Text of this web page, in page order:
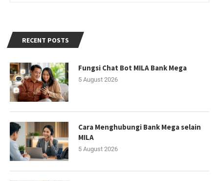
RECENT POSTS
Fungsi Chat Bot MILA Bank Mega
5 August 2026
Cara Menghubungi Bank Mega selain
MILA
5 August 2026